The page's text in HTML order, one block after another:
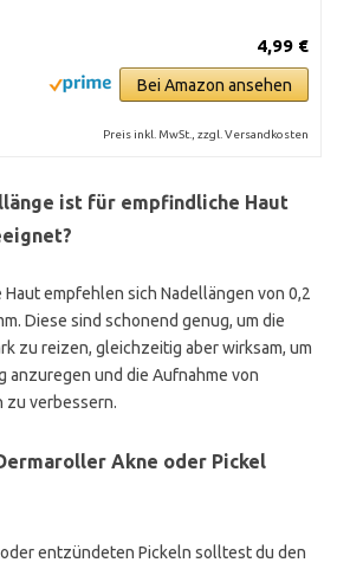
4,99 €
Bei Amazon ansehen
Preis inkl. MwSt., zzgl. Versandkosten
ist für empfindliche Haut
empfehlen sich Nadellängen von 0,2
Diese sind schonend genug, um die
zu reizen, gleichzeitig aber wirksam, um
anzuregen und die Aufnahme von
zu verbessern.
Akne oder Pickel
entzündeten Pickeln solltest du den